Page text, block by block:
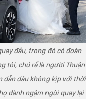
đầu, trong đó có đoàn
tôi, chú rể là người Thuận
dẫn dâu không kịp với thời
đành ngậm ngùi quay lại